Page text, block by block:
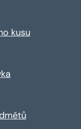
kusu